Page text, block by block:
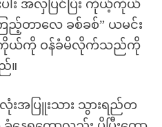
ပါး အလှပြင်ပြီး ကိုယ့်ကိုယ်
တာလေ ခစ်ခစ်” ယမင်း
ကိုယ်ကို ဝန်ခံမိလိုက်သည်ကို
။
အပြူးသား သွားရည်တ